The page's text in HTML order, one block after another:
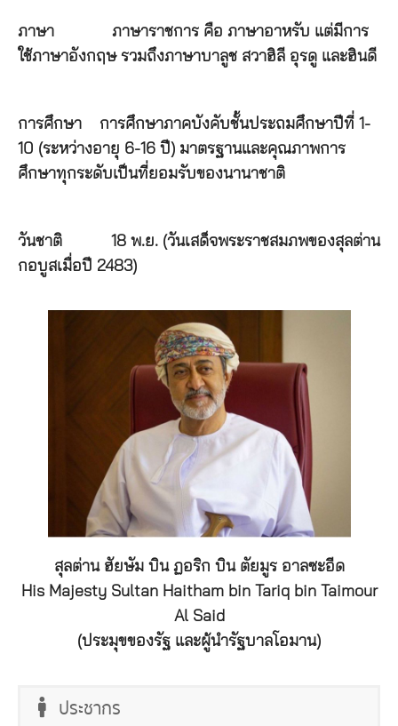
ภาษา ภาษาราชการ คือ ภาษาอาหรับ แต่มีการ
ใช้ภาษาอังกฤษ รวมถึงภาษาบาลูช สวาฮิลี อุรดู และฮินดี
การศึกษา การศึกษาภาคบังคับชั้นประถมศึกษาปีที่ 1-
10 (ระหว่างอายุ 6-16 ปี) มาตรฐานและคุณภาพการ
ศึกษาทุกระดับเป็นที่ยอมรับของนานาชาติ
วันชาติ 18 พ.ย. (วันเสด็จพระราชสมภพของสุลต่าน
กอบูสเมื่อปี 2483)
สุลต่าน ฮัยษัม บิน ฏอริก บิน ตัยมูร อาลซะอีด
His Majesty Sultan Haitham bin Tariq bin Taimour
Al Said
(ประมุขของรัฐ และผู้นำรัฐบาลโอมาน)
ประชากร